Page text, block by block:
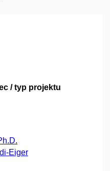
/ typ projektu
Eiger